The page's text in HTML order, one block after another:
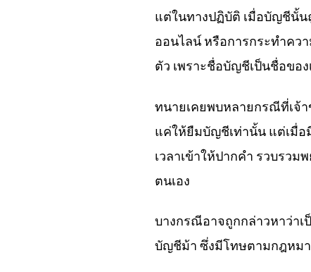
แต่ในทางปฏิบัติ เมื่อบัญชีนั้น
ออนไลน์ หรือการกระทำคว
ตัว เพราะชื่อบัญชีเป็นชื่อขอ
ทนายเคยพบหลายกรณีที่เจ้
แค่ให้ยืมบัญชีเท่านั้น แต่เมื่อ
เวลาเข้าให้ปากคำ รวบรว
ตนเอง
บางกรณีอาจถูกกล่าวหาว่า
บัญชีม้า ซึ่งมีโทษตามกฎหม